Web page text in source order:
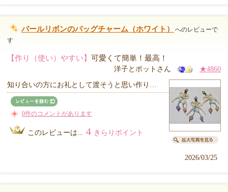
パールリボンのバッグチャーム（ホワイト）
へのレビューで
す
【作り（使い）やすい】 可愛くて簡単！最高！
洋子とポットさん ★4860
知り合いの方にお礼として渡そうと思い作り…
0件のコメントがあります
このレビューは... 4 きらりポイント
2026/03/25